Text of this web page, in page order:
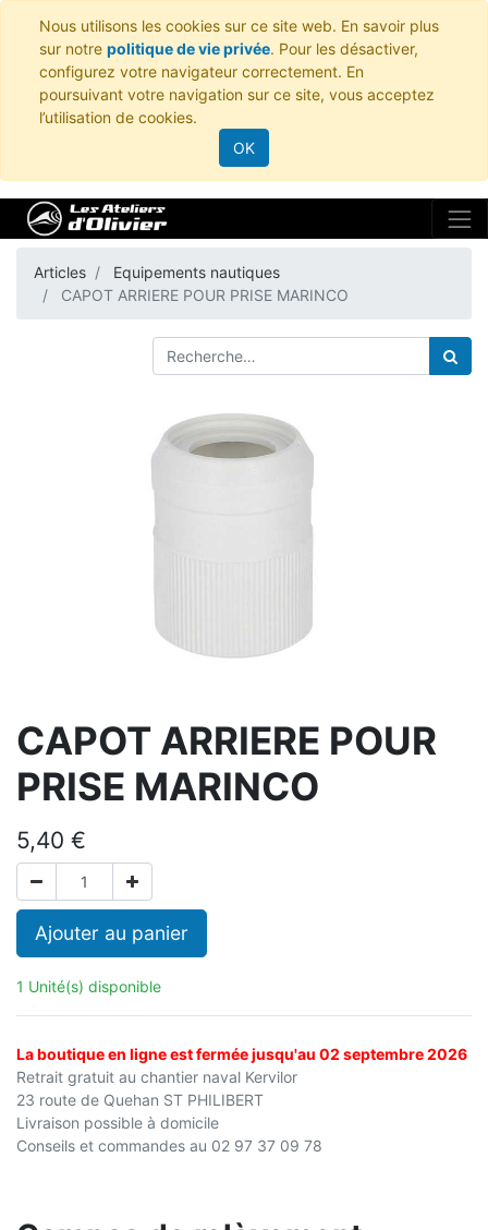
Nous utilisons les cookies sur ce site web. En savoir plus
sur notre politique de vie privée. Pour les désactiver,
configurez votre navigateur correctement. En
poursuivant votre navigation sur ce site, vous acceptez
l’utilisation de cookies.
OK
Articles
Equipements nautiques
CAPOT ARRIERE POUR PRISE MARINCO
CAPOT ARRIERE POUR
PRISE MARINCO
5,40 €
Ajouter au panier
1 Unité(s) disponible
La boutique en ligne est fermée jusqu'au 02 septembre 2026
Retrait gratuit au chantier naval Kervilor
23 route de Quehan ST PHILIBERT
Livraison possible à domicile
Conseils et commandes au 02 97 37 09 78